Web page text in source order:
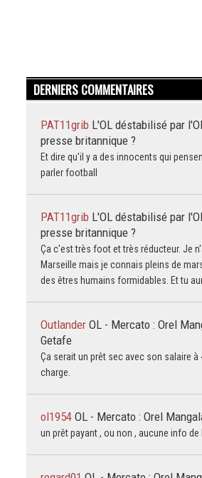
DERNIERS COMMENTAIRES
PAT11grib L'OL déstabilisé par
presse britannique ?
Et dire qu'il y a des innocents qui
parler football
PAT11grib L'OL déstabilisé par
presse britannique ?
Ça c'est très foot et très réducteur. Je
Marseille mais je connais pleins de
des êtres humains formidables. Et tu
Outlander OL - Mercato : Orel
Getafe
Ça serait un prêt sec avec son salaire à
charge.
ol1954 OL - Mercato : Orel
un prêt payant , ou non , aucune info de